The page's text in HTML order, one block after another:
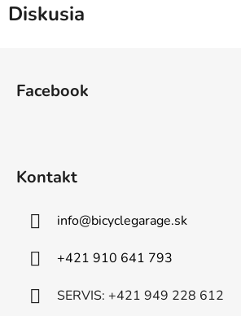
Diskusia
Facebook
Kontakt
info@bicyclegarage.sk
+421 910 641 793
SERVIS: +421 949 228 612